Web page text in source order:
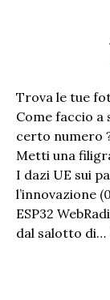
Trova le tue
Come faccio a
certo numero
Metti una
I dazi UE sui
l’innovazione
ESP32
dal salotto di…